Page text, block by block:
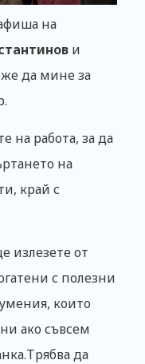
на
и
да мине за
на работа, за да
на
край с
излезете от
с полезни
които
ако съвсем
да